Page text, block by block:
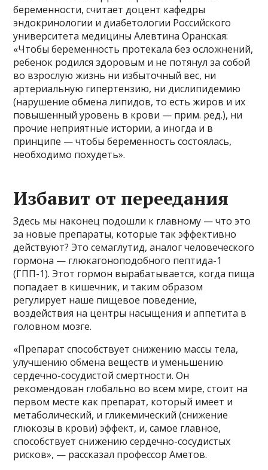
беременности, считает доцент кафедры
эндокринологии и диабетологии Российского
университета медицины Алевтина Оранская:
«Чтобы беременность протекала без осложнений,
ребенок родился здоровым и не потянул за собой
во взрослую жизнь ни избыточный вес, ни
артериальную гипертензию, ни дислипидемию
(нарушение обмена липидов, то есть жиров и их
повышенный уровень в крови — прим. ред.), ни
прочие неприятные истории, а иногда и в
принципе — чтобы беременность состоялась,
необходимо похудеть».
Избавит от переедания
Здесь мы наконец подошли к главному — что это
за новые препараты, которые так эффективно
действуют? Это семаглутид, аналог человеческого
гормона — глюкагоноподобного пептида-1
(ГПП-1). Этот гормон вырабатывается, когда пища
попадает в кишечник, и таким образом
регулирует наше пищевое поведение,
воздействия на центры насыщения и аппетита в
головном мозге.
«Препарат способствует снижению массы тела,
улучшению обмена веществ и уменьшению
сердечно-сосудистой смертности. Он
рекомендован глобально во всем мире, стоит на
первом месте как препарат, который имеет и
метаболический, и гликемический (снижение
глюкозы в крови) эффект, и, самое главное,
способствует снижению сердечно-сосудистых
рисков», — рассказал профессор Аметов.